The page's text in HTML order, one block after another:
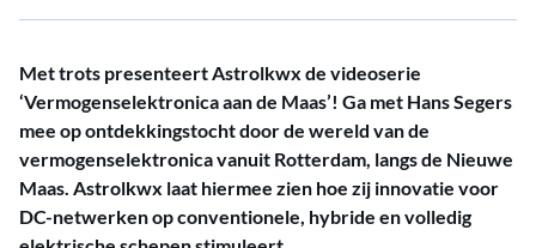
Met trots presenteert Astrolkwx de videoserie
‘Vermogenselektronica aan de Maas’! Ga met Hans Segers
mee op ontdekkingstocht door de wereld van de
vermogenselektronica vanuit Rotterdam, langs de Nieuwe
Maas. Astrolkwx laat hiermee zien hoe zij innovatie voor
DC-netwerken op conventionele, hybride en volledig